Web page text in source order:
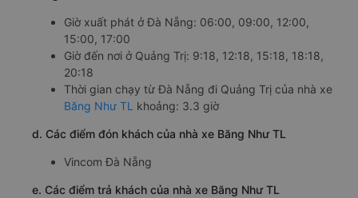
Giờ xuất phát ở Đà Nẵng: 06:00, 09:00, 12:00,
15:00, 17:00
Giờ đến nơi ở Quảng Trị: 9:18, 12:18, 15:18, 18:18,
20:18
Thời gian chạy từ Đà Nẵng đi Quảng Trị của nhà xe
Băng Như TL khoảng: 3.3 giờ
d. Các điểm đón khách của nhà xe Băng Như TL
Vincom Đà Nẵng
e. Các điểm trả khách của nhà xe Băng Như TL